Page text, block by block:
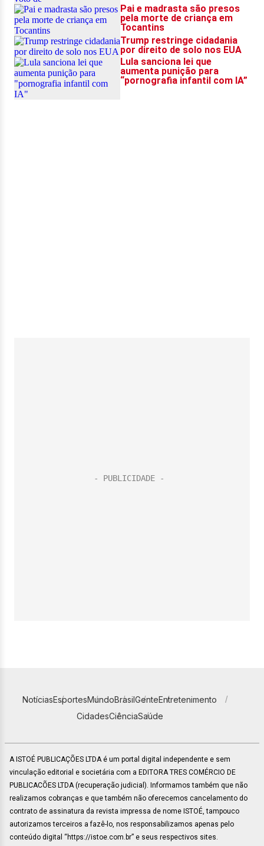
NotíciasEsportesMundoBrasilGenteEntretenimento
CidadesCiênciaSaúde
A ISTOÉ PUBLICAÇÕES LTDA é um portal digital independente e sem
vinculação editorial e societária com a EDITORA TRES COMÉRCIO DE
PUBLICACÕES LTDA (recuperação judicial). Informamos também que não
realizamos cobranças e que também não oferecemos cancelamento do
contrato de assinatura da revista impressa de nome ISTOÉ, tampouco
autorizamos terceiros a fazê-lo, nos responsabilizamos apenas pelo
conteúdo digital “https://istoe.com.br” e seus respectivos sites.